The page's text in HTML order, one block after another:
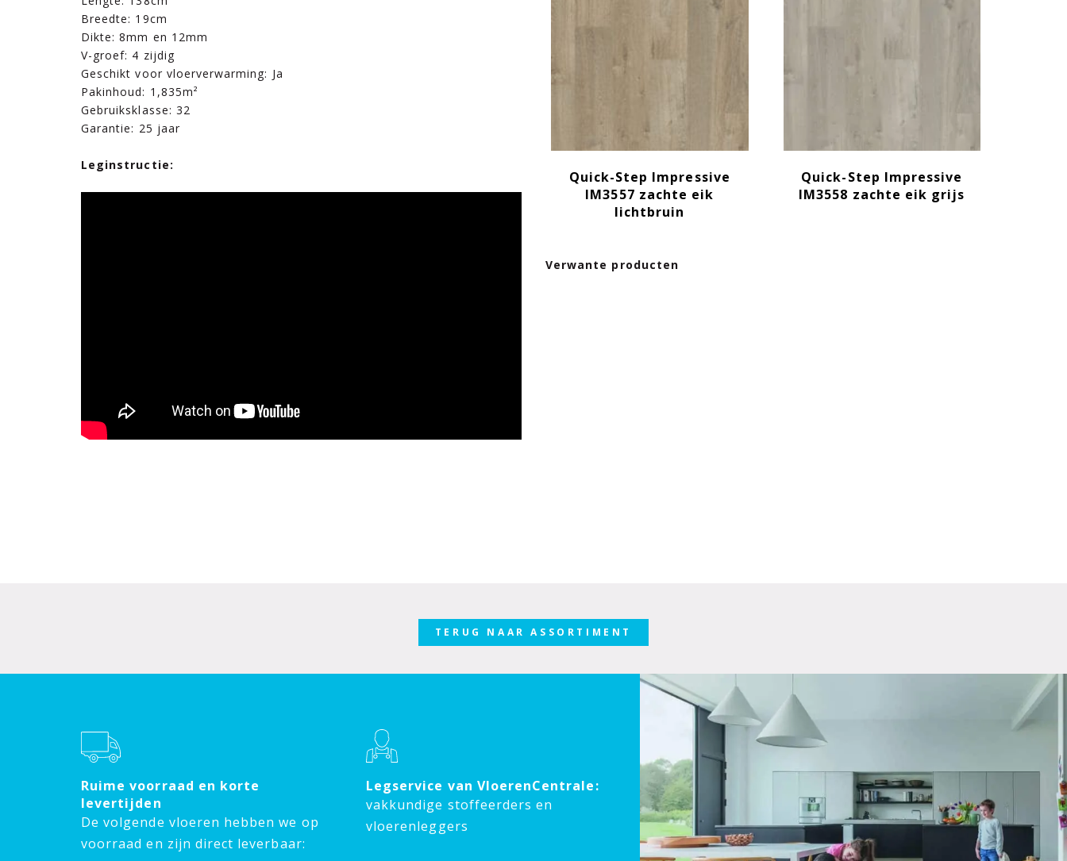
Breedte: 19cm
Dikte: 8mm en 12mm
V-groef: 4 zijdig
Geschikt voor vloerverwarming: Ja
Pakinhoud: 1,835m²
Gebruiksklasse: 32
Garantie: 25 jaar
Leginstructie:
Verwante producten
Quick-Step Impressive
IM3557 zachte eik
lichtbruin
Quick-Step Impressive
IM3558 zachte eik grijs
TERUG NAAR ASSORTIMENT
Ruime voorraad en korte
levertijden
De volgende vloeren hebben we op
voorraad en zijn direct leverbaar:
Legservice van VloerenCentrale:
vakkundige stoffeerders en
vloerenleggers